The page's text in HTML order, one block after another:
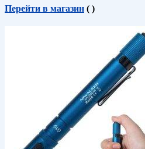
Перейти в магазин ( )